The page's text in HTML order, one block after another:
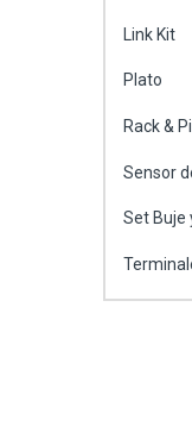
Link Kit
Plato
Rack &
Sensor
Set Buje